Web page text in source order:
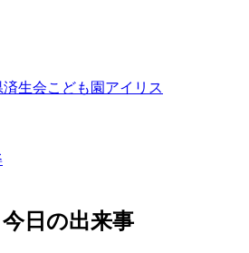
生会こども園アイリス
日の出来事